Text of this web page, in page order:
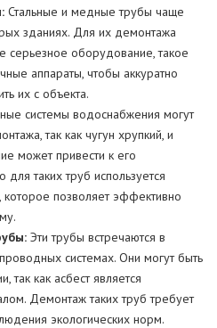
Стальные и медные трубы чаще
зданиях. Для их демонтажа
серьезное оборудование, такое
аппараты, чтобы аккуратно
их с объекта.
системы водоснабжения могут
так как чугун хрупкий, и
может привести к его
таких труб используется
позволяет эффективно
Эти трубы встречаются в
системах. Они могут быть
как асбест является
Демонтаж таких труб требует
экологических норм.